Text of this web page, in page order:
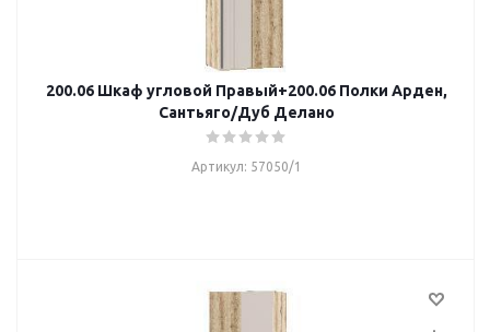
200.06 Шкаф угловой Правый+200.06 Полки Арден,
Сантьяго/Дуб Делано
Артикул: 57050/1